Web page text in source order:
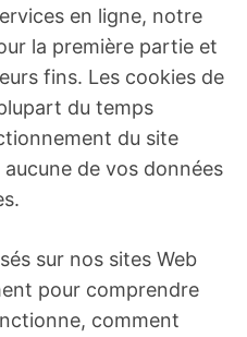
en ligne, notre
la première partie et
fins. Les cookies de
du temps
du site
de vos données
sur nos sites Web
pour comprendre
comment